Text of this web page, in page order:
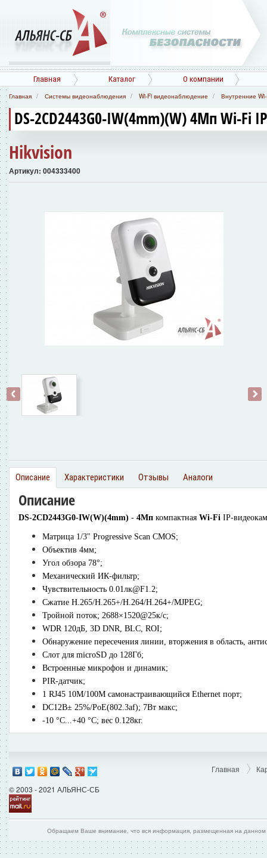
Главная Каталог О компании
Главная Системы видеонаблюдения Wi-Fi видеонаблюдение Внутренние
DS-2CD2443G0-IW(4mm)(W) 4Мп Wi-Fi
Hikvision
Артикул: 004333400
‹ ›
Описание Характеристики Отзывы Аналоги
Описание
DS-2CD2443G0-IW(W)(4mm) - 4Мп компактная Wi-Fi IP-
Матрица 1/3" Progressive Scan CMOS;
Объектив 4мм;
Угол обзора 78°;
Механический ИК-фильтр;
Чувствительность 0.01лк@F1.2;
Сжатие H.265/H.265+/H.264/H.264+/MJPEG;
Тройной поток; 2688×1520@25к/с;
WDR 120дБ, 3D DNR, BLC, ROI;
Обнаружение пересечения линии, вторжения в область,
Слот для microSD до 128Гб;
Встроенные микрофон и динамик;
PIR-датчик;
1 RJ45 10M/100M самонастраивающийся Ethernet порт;
DC12В± 25%/PoE(802.3af); 7Вт макс;
-10 °C...+40 °C; вес 0.128кг.
© 2003 - 2021 АЛЬЯНС-СБ
Главная
Обращаем Ваше внимание, что вся информация, размещенная на данном